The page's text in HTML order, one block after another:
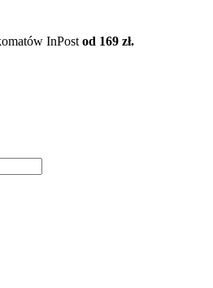
InPost od 169 zł.